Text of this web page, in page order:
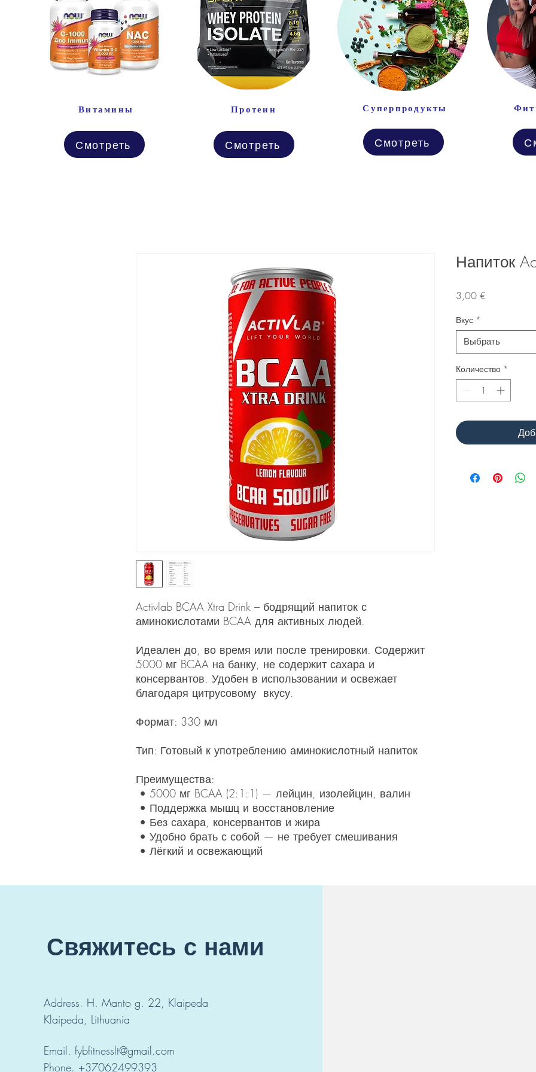
Витамины
Смотреть
Протеин
Смотреть
Суперпродукты
Смотреть
Activlab BCAA Xtra Drink – бодрящий напиток с
аминокислотами BCAA для активных людей.
Идеален до, во время или после тренировки. Содержит
5000 мг BCAA на банку, не содержит сахара и
консервантов. Удобен в использовании и освежает
благодаря цитрусовому вкусу.
Формат: 330 мл
Тип: Готовый к употреблению аминокислотный напиток
Преимущества:
• 5000 мг BCAA (2:1:1) — лейцин, изолейцин, валин
• Поддержка мышц и восстановление
• Без сахара, консервантов и жира
• Удобно брать с собой — не требует смешивания
• Лёгкий и освежающий
Напиток
3,00 €
Вкус *
Выбрать
Количество *
Свяжитесь с нами
Address. H. Manto g. 22, Klaipeda
Klaipeda, Lithuania
Email. fybfitnesslt@gmail.com
Phone. +37062499393